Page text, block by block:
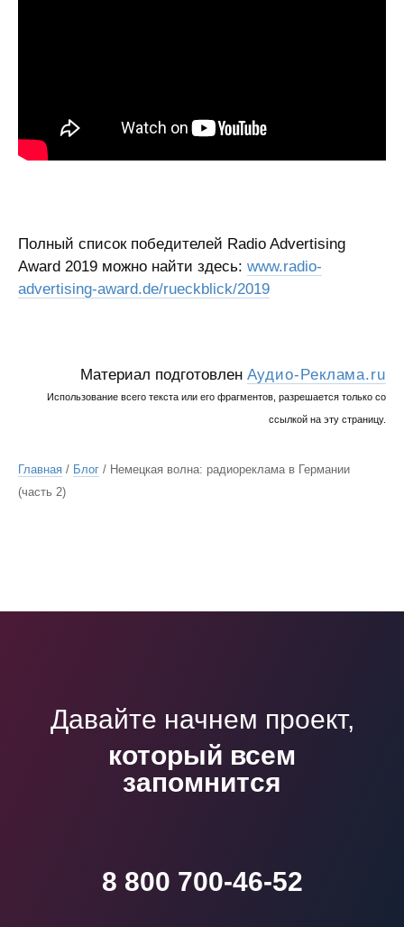
Полный список победителей Radio Advertising
Award 2019 можно найти здесь: www.radio-
advertising-award.de/rueckblick/2019
Материал подготовлен Аудио-Реклама.ru
Использование всего текста или его фрагментов, разрешается только со
ссылкой на эту страницу.
Главная / Блог / Немецкая волна: радиореклама в Германии
(часть 2)
Давайте начнем проект,
который всем
запомнится
8 800 700-46-52